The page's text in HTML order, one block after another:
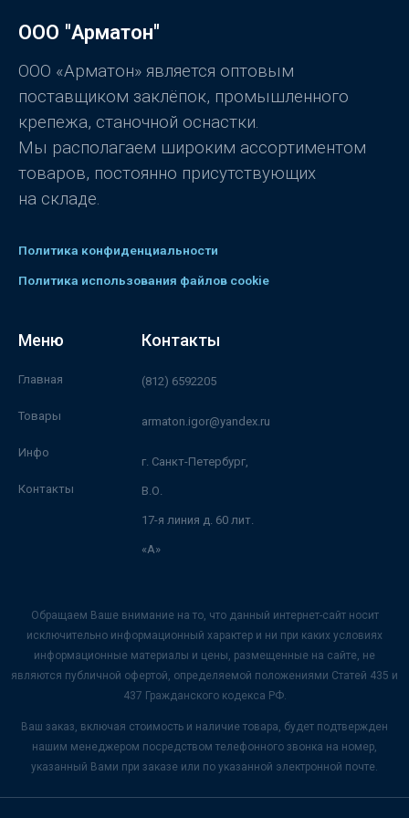
и
з
ООО "Арматон"
ООО «Арматон» является оптовым
поставщиком заклёпок, промышленного
крепежа, станочной оснастки.
Мы располагаем широким ассортиментом
товаров, постоянно присутствующих
на складе.
Политика конфиденциальности
Политика использования файлов cookie
Меню
Главная
Товары
Инфо
Контакты
Контакты
(812) 6592205
armaton.igor@yandex.ru
г. Санкт-Петербург,
В.О.
17-я линия д. 60 лит.
«А»
Обращаем Ваше внимание на то, что данный интернет-сайт носит
исключительно информационный характер и ни при каких условиях
информационные материалы и цены, размещенные на сайте, не
являются публичной офертой, определяемой положениями Статей 435 и
437 Гражданского кодекса РФ.
Ваш заказ, включая стоимость и наличие товара, будет подтвержден
нашим менеджером посредством телефонного звонка на номер,
указанный Вами при заказе или по указанной электронной почте.